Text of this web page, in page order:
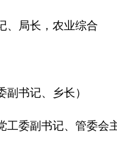
、局长，农业综合
副书记、乡长）
工委副书记、管委会